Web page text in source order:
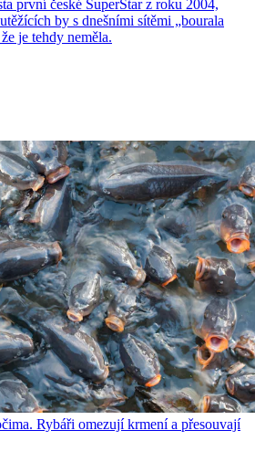
první české SuperStar z roku 2004,
by s dnešními sítěmi „bourala
je tehdy neměla.
Rybáři omezují krmení a přesouvají